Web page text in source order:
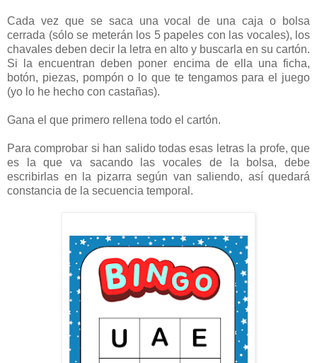
Cada vez que se saca una vocal de una caja o bolsa
cerrada (sólo se meterán los 5 papeles con las vocales), los
chavales deben decir la letra en alto y buscarla en su cartón.
Si la encuentran deben poner encima de ella una ficha,
botón, piezas, pompón o lo que te tengamos para el juego
(yo lo he hecho con castañas).
Gana el que primero rellena todo el cartón.
Para comprobar si han salido todas esas letras la profe, que
es la que va sacando las vocales de la bolsa, debe
escribirlas en la pizarra según van saliendo, así quedará
constancia de la secuencia temporal.